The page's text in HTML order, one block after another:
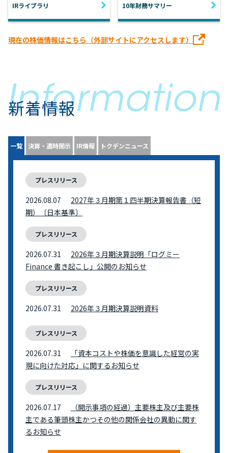
IRライブラリ 10年財務サマリー
現在の株価情報はこちら（外部サイトにアクセスします）
新着情報
一覧 決算・適時開示 IR情報 トクデンニュース
プレスリリース
2026.08.07
2027年３月期第１四半期決算報告書（短
期）〔日本基準〕
プレスリリース
2026.07.31
2026年３月期決算説明「ログミー
Finance 書き起こし」公開のお知らせ
プレスリリース
2026.07.31 2026年３月期決算説明資料
プレスリリース
2026.07.31
「資本コストや株価を意識した経営の実
現に向けた対応」に関するお知らせ
プレスリリース
2026.07.17
（開示事項の経過）主要株主及び主要株
主である筆頭株主かつその他の関係会社の異動に関す
るお知らせ